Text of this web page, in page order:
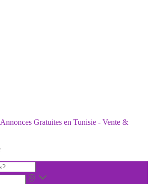
Gratuites en Tunisie - Vente &